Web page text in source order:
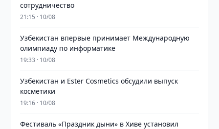
сотрудничество
21:15 · 10/08
Узбекистан впервые принимает Международную
олимпиаду по информатике
19:33 · 10/08
Узбекистан и Ester Cosmetics обсудили выпуск
косметики
19:16 · 10/08
Фестиваль «Праздник дыни» в Хиве установил